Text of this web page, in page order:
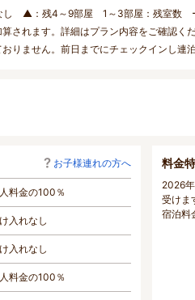
▲：残4～9部屋 1～3部屋：残室数
されます。詳細はプラン内容をご確認くだ
りません。前日までにチェックインし連
お子様連れの方へ
料金の100％
入れなし
入れなし
料金の100％
料金
2026
受けま
宿泊料